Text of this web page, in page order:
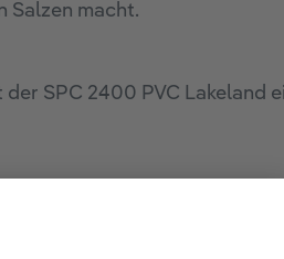
Salzen macht.
SPC 2400 PVC Lakeland
was ihn zu einer